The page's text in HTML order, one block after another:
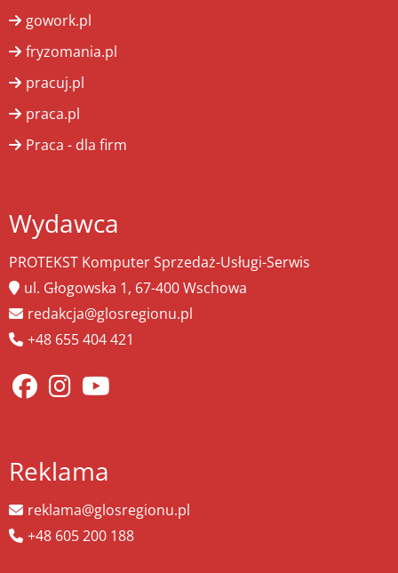
gowork.pl
fryzomania.pl
pracuj.pl
praca.pl
Praca - dla firm
Wydawca
PROTEKST Komputer Sprzedaż-Usługi-Serwis
ul. Głogowska 1, 67-400 Wschowa
redakcja@glosregionu.pl
+48 655 404 421
Reklama
reklama@glosregionu.pl
+48 605 200 188